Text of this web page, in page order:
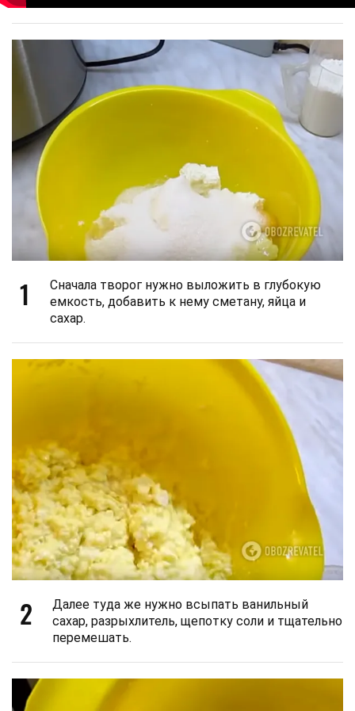
1
Сначала творог нужно выложить в глубокую
емкость, добавить к нему сметану, яйца и
сахар.
2
Далее туда же нужно всыпать ванильный
сахар, разрыхлитель, щепотку соли и тщательно
перемешать.